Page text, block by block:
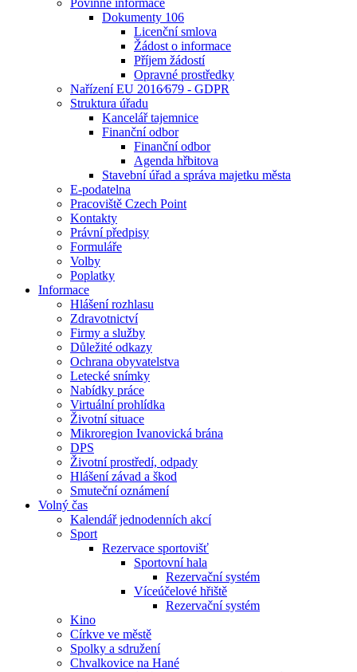
Povinné informace
Dokumenty 106
Licenční smlova
Žádost o informace
Příjem žádostí
Opravné prostředky
Nařízení EU 2016⁄679 - GDPR
Struktura úřadu
Kancelář tajemnice
Finanční odbor
Finanční odbor
Agenda hřbitova
Stavební úřad a správa majetku města
E-podatelna
Pracoviště Czech Point
Kontakty
Právní předpisy
Formuláře
Volby
Poplatky
Informace
Hlášení rozhlasu
Zdravotnictví
Firmy a služby
Důležité odkazy
Ochrana obyvatelstva
Letecké snímky
Nabídky práce
Virtuální prohlídka
Životní situace
Mikroregion Ivanovická brána
DPS
Životní prostředí, odpady
Hlášení závad a škod
Smuteční oznámení
Volný čas
Kalendář jednodenních akcí
Sport
Rezervace sportovišť
Sportovní hala
Rezervační systém
Víceúčelové hřiště
Rezervační systém
Kino
Církve ve městě
Spolky a sdružení
Chvalkovice na Hané